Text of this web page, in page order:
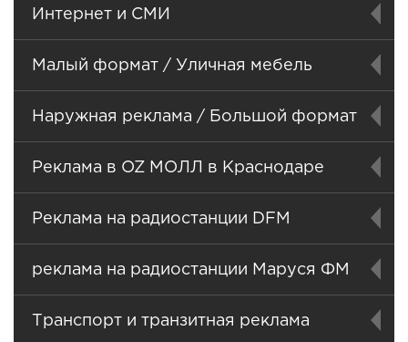
Интернет и СМИ
Малый формат / Уличная мебель
Наружная реклама / Большой формат
Реклама в OZ МОЛЛ в Краснодаре
Реклама на радиостанции DFM
реклама на радиостанции Маруся ФМ
Транспорт и транзитная реклама